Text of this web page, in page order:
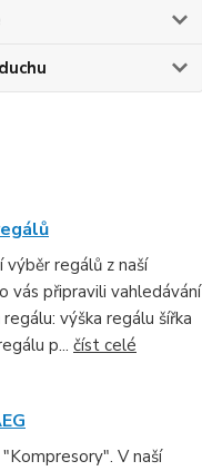
výběr regálů z naší
vás připravili vahledávání
výška regálu šířka
p... číst celé
V naší